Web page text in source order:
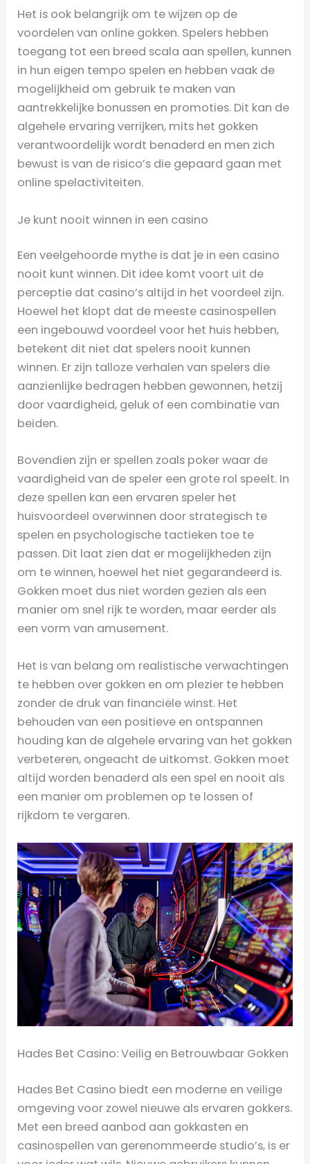
Het is ook belangrijk om te wijzen op de
voordelen van online gokken. Spelers hebben
toegang tot een breed scala aan spellen, kunnen
in hun eigen tempo spelen en hebben vaak de
mogelijkheid om gebruik te maken van
aantrekkelijke bonussen en promoties. Dit kan de
algehele ervaring verrijken, mits het gokken
verantwoordelijk wordt benaderd en men zich
bewust is van de risico’s die gepaard gaan met
online spelactiviteiten.
Je kunt nooit winnen in een casino
Een veelgehoorde mythe is dat je in een casino
nooit kunt winnen. Dit idee komt voort uit de
perceptie dat casino’s altijd in het voordeel zijn.
Hoewel het klopt dat de meeste casinospellen
een ingebouwd voordeel voor het huis hebben,
betekent dit niet dat spelers nooit kunnen
winnen. Er zijn talloze verhalen van spelers die
aanzienlijke bedragen hebben gewonnen, hetzij
door vaardigheid, geluk of een combinatie van
beiden.
Bovendien zijn er spellen zoals poker waar de
vaardigheid van de speler een grote rol speelt. In
deze spellen kan een ervaren speler het
huisvoordeel overwinnen door strategisch te
spelen en psychologische tactieken toe te
passen. Dit laat zien dat er mogelijkheden zijn
om te winnen, hoewel het niet gegarandeerd is.
Gokken moet dus niet worden gezien als een
manier om snel rijk te worden, maar eerder als
een vorm van amusement.
Het is van belang om realistische verwachtingen
te hebben over gokken en om plezier te hebben
zonder de druk van financiële winst. Het
behouden van een positieve en ontspannen
houding kan de algehele ervaring van het gokken
verbeteren, ongeacht de uitkomst. Gokken moet
altijd worden benaderd als een spel en nooit als
een manier om problemen op te lossen of
rijkdom te vergaren.
Hades Bet Casino: Veilig en Betrouwbaar Gokken
Hades Bet Casino biedt een moderne en veilige
omgeving voor zowel nieuwe als ervaren gokkers.
Met een breed aanbod aan gokkasten en
casinospellen van gerenommeerde studio’s, is er